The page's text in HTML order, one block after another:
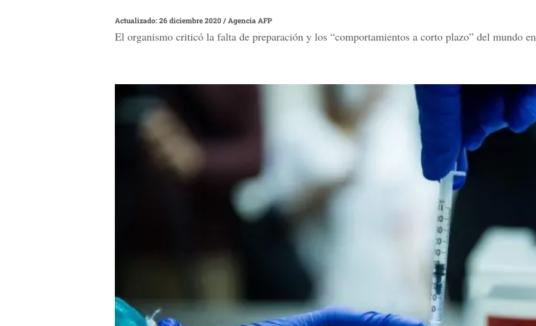
Actualizado: 26 diciembre 2020/ Agencia AFP
El organismo criticó la falta de preparación y los “comportamientos a corto plazo” del mundo